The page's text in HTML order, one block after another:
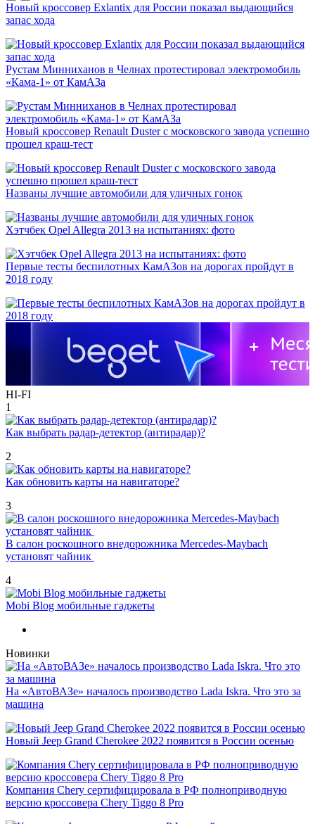
Новый кроссовер Exlantix для России показал выдающийся
запас хода
Рустам Минниханов в Челнах протестировал электромобиль
«Кама-1» от КамАЗа
Новый кроссовер Renault Duster с московского завода успешно
прошел краш-тест
Названы лучшие автомобили для уличных гонок
Хэтчбек Opel Allegra 2013 на испытаниях: фото
Первые тесты беспилотных КамАЗов на дорогах пройдут в
2018 году
HI-FI
1
Как выбрать радар-детектор (антирадар)?
2
Как обновить карты на навигаторе?
3
В салон роскошного внедорожника Mercedes-Maybach
установят чайник
4
Mobi Blog мобильные гаджеты
Новинки
На «АвтоВАЗе» началось производство Lada Iskra. Что это за
машина
Новый Jeep Grand Cherokee 2022 появится в России осенью
Компания Chery сертифицировала в РФ полноприводную
версию кроссовера Chery Tiggo 8 Pro